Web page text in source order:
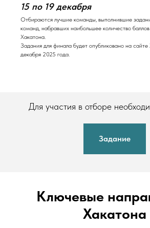
15 по 19 декабря
Отбираются лучшие команды, выполнившие
команд, набравших наибольшее количество
Хакатона.
Задания для финала будет опубликовано на
декабря 2025 года.
Для участия в отборе
Задание
Ключевые
Хакатона